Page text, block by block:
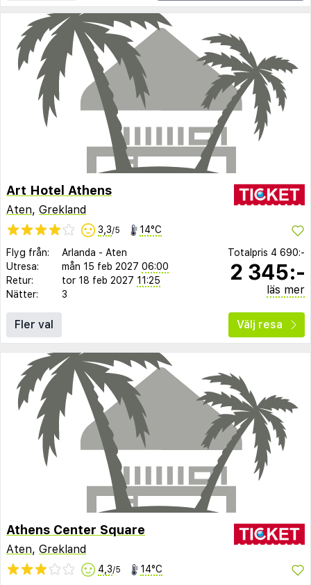
Art Hotel Athens
Aten, Grekland
3,3/5 14°C
Flyg från: Arlanda - Aten
Utresa:
mån 15 feb 2027 06:00
Retur:
tor 18 feb 2027 11:25
Nätter:
3
Totalpris 4 690:-
2 345:-
läs mer
Fler val Välj resa
Athens Center Square
Aten, Grekland
4,3/5 14°C